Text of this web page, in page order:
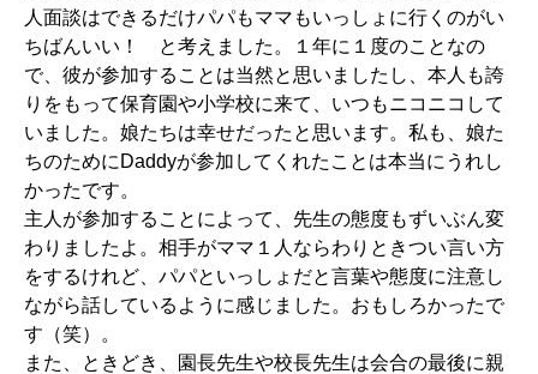
人面談はできるだけパパもママもいっしょに行くのがい
ちばんいい！ と考えました。１年に１度のことなの
で、彼が参加することは当然と思いましたし、本人も誇
りをもって保育園や小学校に来て、いつもニコニコして
いました。娘たちは幸せだったと思います。私も、娘た
ちのためにDaddyが参加してくれたことは本当にうれし
かったです。
主人が参加することによって、先生の態度もずいぶん変
わりましたよ。相手がママ１人ならわりときつい言い方
をするけれど、パパといっしょだと言葉や態度に注意し
ながら話しているように感じました。おもしろかったで
す（笑）。
また、ときどき、園長先生や校長先生は会合の最後に親